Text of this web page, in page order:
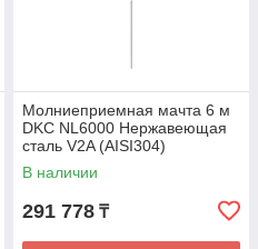
Молниеприемная мачта 6 м
DKC NL6000 Нержавеющая
сталь V2A (AISI304)
В наличии
291 778 ₸